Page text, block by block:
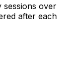
over
after each